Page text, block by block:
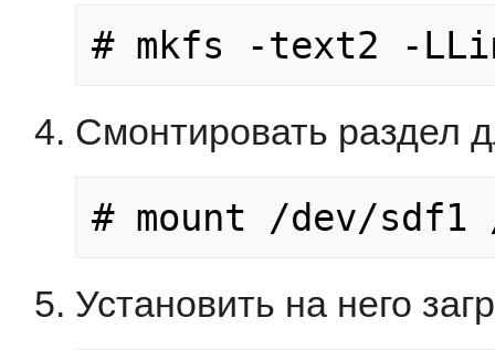
# mkfs -text2 -
Смонтировать раздел
# mount /dev/sdf1
Установить на него